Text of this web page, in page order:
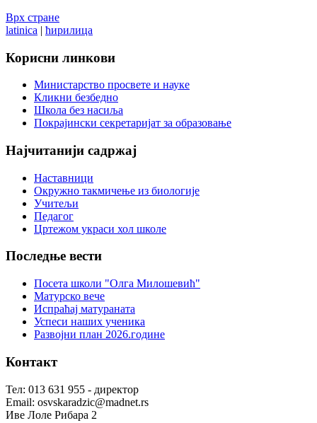
Врх стране
latinica | ћирилица
Корисни линкови
Министарство просвете и науке
Кликни безбедно
Школа без насиља
Покрајински секретаријат за образовање
Најчитанији садржај
Наставници
Окружно такмичење из биологије
Учитељи
Педагог
Цртежом украси хол школе
Последње вести
Посета школи "Олга Милошевић"
Матурско вече
Испраћај матураната
Успеси наших ученика
Развојни план 2026.године
Контакт
Тел: 013 631 955 - директор
Email: osvskaradzic@madnet.rs
Иве Лоле Рибара 2